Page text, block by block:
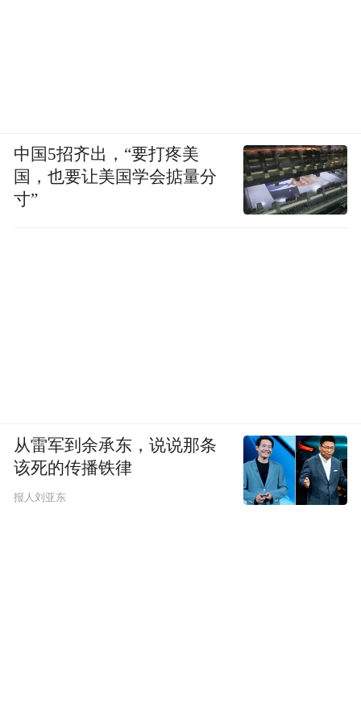
中国5招齐出，“要打疼美
国，也要让美国学会掂量分
寸”
从雷军到余承东，说说那条
该死的传播铁律
报人刘亚东